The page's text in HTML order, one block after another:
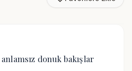
donuk bakışlar